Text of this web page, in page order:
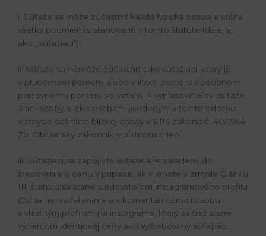
i. Súťaže sa môže zúčastniť každá fyzická osoba a spĺňa
všetky podmienky stanovené v tomto štatúte (ďalej aj
ako „súťažiaci“).
ii. Súťaže sa nemôže zúčastniť taký súťažiaci, ktorý je
v pracovnom pomere alebo v inom pomere obdobnom
pracovnému pomeru vo vzťahu k vyhlasovateľovi súťaže,
a ani osoby blízke osobám uvedeným v tomto odseku
v zmysle definície blízkej osoby v § 116 zákona č. 40/1964
Zb. Občiansky zákonník v platnom znení.
iii. Súťažiaci sa zapojí do súťaže a je zaradený do
žrebovania o cenu v prípade, ak v lehote v zmysle Článku
III. štatútu sa stane sledovateľom instagramového profilu
@dualne_vzdelavanie a v komentári označí osobu
s vlastným profilom na instagrame, ktorý sa tiež stane
výhercom identickej ceny ako vyžrebovaný súťažiaci.